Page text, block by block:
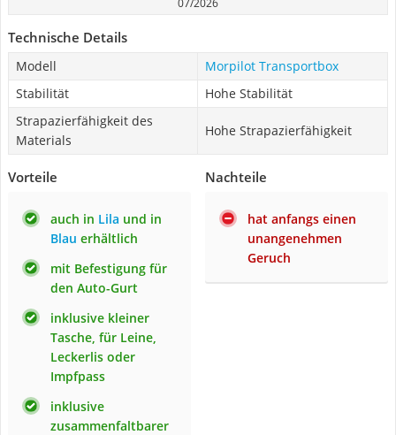
07/2026
Technische Details
Modell
Morpilot Transportbox
Stabilität
Hohe Stabilität
Strapazierfähigkeit des
Materials
Hohe Strapazierfähigkeit
Vorteile
auch in Lila und in
Blau erhältlich
mit Befestigung für
den Auto-Gurt
inklusive kleiner
Tasche, für Leine,
Leckerlis oder
Impfpass
inklusive
zusammenfaltbarer
Nachteile
hat anfangs einen
unangenehmen
Geruch